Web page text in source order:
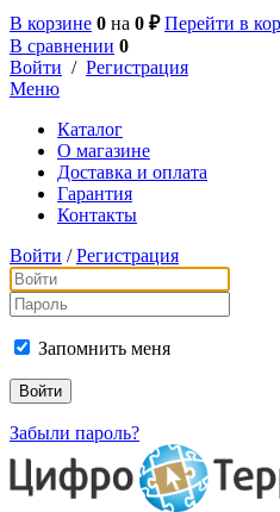
В корзине 0 на 0 ₽ Перейти в
В сравнении 0
Войти / Регистрация
Меню
Каталог
О магазине
Доставка и оплата
Гарантия
Контакты
Войти / Регистрация
Запомнить меня
Забыли пароль?